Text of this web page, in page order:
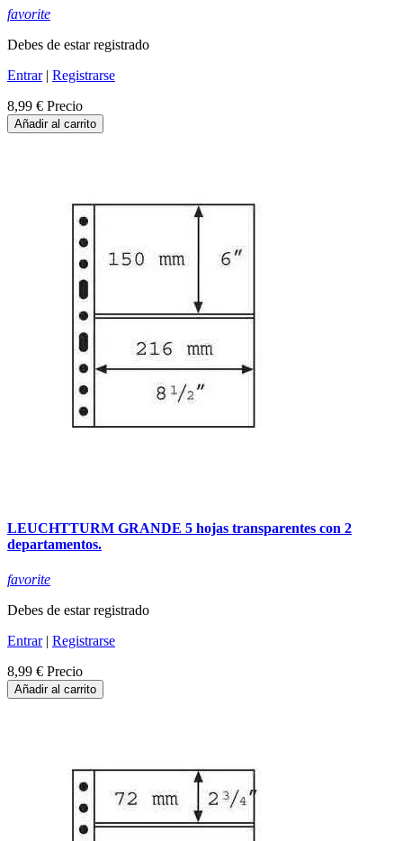
favorite
Debes de estar registrado
Entrar| Registrarse
8,99 € Precio
Añadir al carrito
LEUCHTTURM GRANDE 5 hojas transparentes con 2
departamentos.
favorite
Debes de estar registrado
Entrar| Registrarse
8,99 € Precio
Añadir al carrito